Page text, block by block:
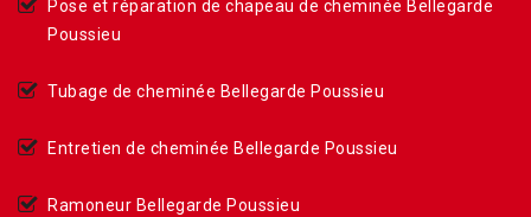
Pose et réparation de chapeau de cheminée Bellegarde
Poussieu
Tubage de cheminée Bellegarde Poussieu
Entretien de cheminée Bellegarde Poussieu
Ramoneur Bellegarde Poussieu